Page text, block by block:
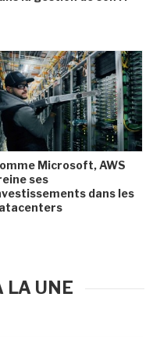
Microsoft, AWS
ses
dans les
LA UNE